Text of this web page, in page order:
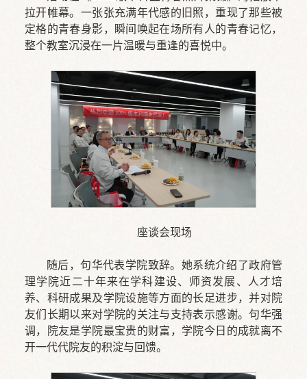
拉开帷幕。一张张充满年代感的旧照，重现了那些被
定格的青春身影，瞬间唤起在场所有人的青春记忆，
整个教室沉浸在一片温暖与重逢的喜悦中。
座谈会现场
随后，句华代表学院致辞。她系统介绍了政府管
理学院近二十年来在学科建设、师资发展、人才培
养、科研成果及学院设施等方面的长足进步，并对院
友们长期以来对学院的关注与支持表示感谢。句华强
调，院友是学院最宝贵的财富，学院今日的成就离不
开一代代院友的积淀与回馈。